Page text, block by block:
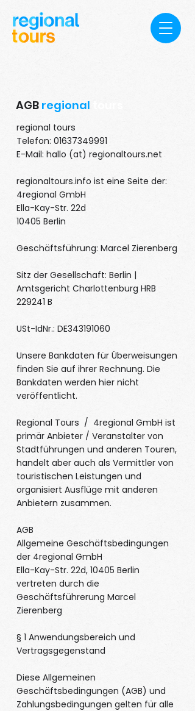
AGB regional
regional tours
Telefon: 01637349991
E-Mail: hallo (at) regionaltours.net
regionaltours.info ist eine Seite der:
4regional GmbH
Ella-Kay-Str. 22d
10405 Berlin
Geschäftsführung: Marcel Zierenberg
Sitz der Gesellschaft: Berlin |
Amtsgericht Charlottenburg HRB
229241 B
USt-IdNr.: DE343191060
Unsere Bankdaten für Überweisungen
finden Sie auf ihrer Rechnung. Die
Bankdaten werden hier nicht
veröffentlicht.
Regional Tours / 4regional GmbH ist
primär Anbieter / Veranstalter von
Stadtführungen und anderen Touren,
handelt aber auch als Vermittler von
touristischen Leistungen und
organisiert Ausflüge mit anderen
Anbietern zusammen.
AGB
Allgemeine Geschäftsbedingungen
der 4regional GmbH
Ella-Kay-Str. 22d, 10405 Berlin
vertreten durch die
Geschäftsführerung Marcel
Zierenberg
§ 1 Anwendungsbereich und
Vertragsgegenstand
Diese Allgemeinen
Geschäftsbedingungen (AGB) und
Zahlungsbedingungen gelten für alle